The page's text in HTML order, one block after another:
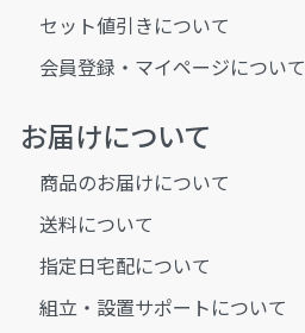
セット値引きについて
会員登録・マイページについて
お届けについて
商品のお届けについて
送料について
指定日宅配について
組立・設置サポートについて